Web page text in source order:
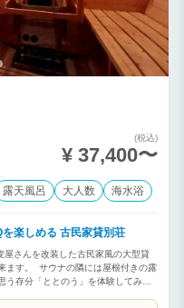
(税込)
¥ 37,400〜
露天風呂 大人数 海水浴
楽しめる 古民家貸別荘
さんを改装した古民家風の大型貸
ます。 サウナの隣には屋根付きの露